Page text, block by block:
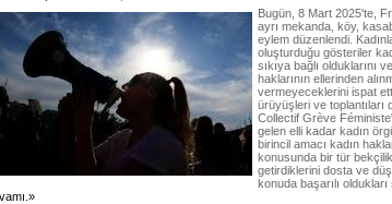
Bugün, 8 Mart 2025'te,
ayrı mekanda, köy,
eylem düzenlendi.
oluşturduğu gösteriler
sıkıya bağlı olduklarını
haklarının ellerinden
vermeyeceklerini ispat
ürüyüşleri ve toplantıları
Collectif Grève
gelen elli kadar kadın
birincil amacı kadın
konusunda bir tür
getirdiklerini dosta ve
konuda başarılı oldukları